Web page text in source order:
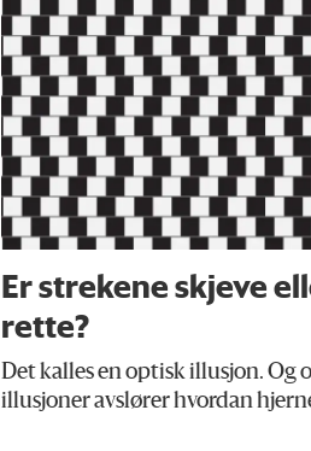
Er strekene skjeve
rette?
Det kalles en optisk illusjon. Og
illusjoner avslører hvordan